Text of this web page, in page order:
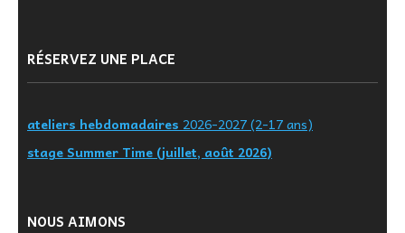
RÉSERVEZ UNE PLACE
ateliers hebdomadaires 2026-2027 (2-17 ans)
stage Summer Time (juillet, août 2026)
NOUS AIMONS